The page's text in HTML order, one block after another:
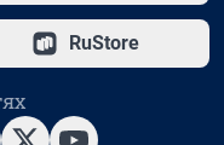
RuStore